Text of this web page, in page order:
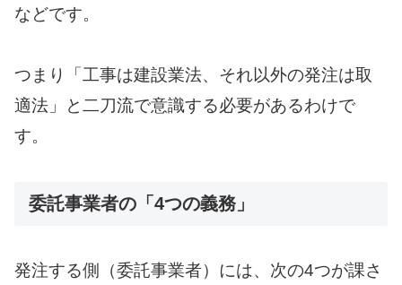
などです。
つまり「工事は建設業法、それ以外の発注は取
適法」と二刀流で意識する必要があるわけで
す。
委託事業者の「4つの義務」
発注する側（委託事業者）には、次の4つが課さ